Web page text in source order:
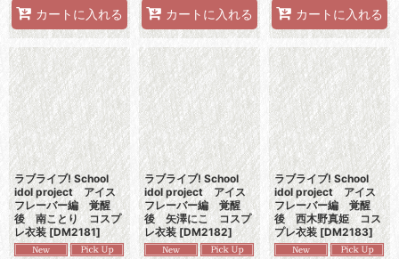
カートに入れる カートに入れる カートに入れる
ラブライブ! School
idol project アイス
フレーバー編 覚醒
後 南ことり コスプ
レ衣装 [DM2181]
ラブライブ! School
idol project アイス
フレーバー編 覚醒
後 矢澤にこ コスプ
レ衣装 [DM2182]
ラブライブ! School
idol project アイス
フレーバー編 覚醒
後 西木野真姫 コス
プレ衣装 [DM2183]